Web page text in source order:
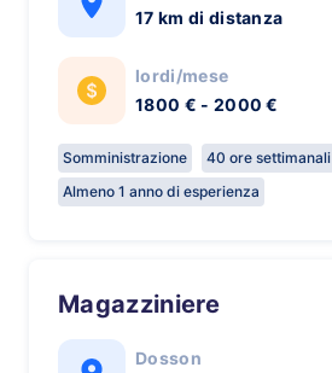
17 km di distanza
lordi/mese
1800 € - 2000 €
Somministrazione
40 ore settimanali
Almeno 1 anno di esperienza
Magazziniere
Dosson